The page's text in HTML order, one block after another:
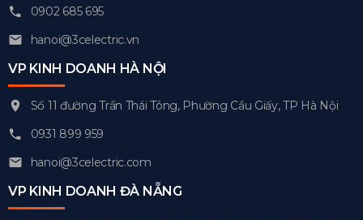
0902 685 695
hanoi@3celectric.vn
VP KINH DOANH HÀ NỘI
Số 11 đường Trần Thái Tông, Phường Cầu Giấy, TP Hà Nội
0931 899 959
hanoi@3celectric.com
VP KINH DOANH ĐÀ NẴNG